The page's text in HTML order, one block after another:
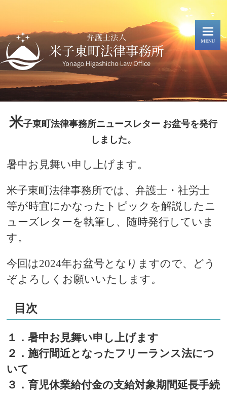
米子東町法律事務所ニュースレター お盆号を発行
しました。
暑中お見舞い申し上げます。
米子東町法律事務所では、弁護士・社労士
等が時宜にかなったトピックを解説したニ
ューズレターを執筆し、随時発行していま
す。
今回は2024年お盆号となりますので、どう
ぞよろしくお願いいたします。
目次
１．暑中お見舞い申し上げます
２．施行間近となったフリーランス法につ
いて
３．育児休業給付金の支給対象期間延長手続